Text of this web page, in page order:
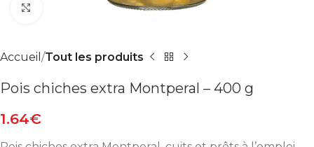
Accueil Tout les produits
Pois chiches extra Montperal – 400 g
1.64€